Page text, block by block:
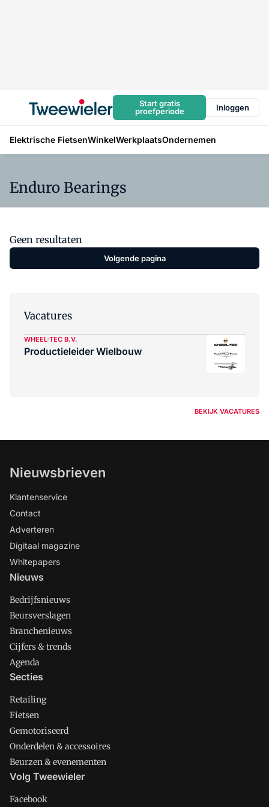
Start gratis
proefperiode
Inloggen
Elektrische FietsenWinkelWerkplaatsOndernemen
Enduro Bearings
Geen resultaten
Volgende pagina
Vacatures
WHEEL-TEC B.V.
Productieleider Wielbouw
BEKIJK VACATURES
Nieuwsbrieven
Klantenservice
Contact
Adverteren
Digitaal magazine
Whitepapers
Nieuws
Bedrijfsnieuws
Beursverslagen
Branchenieuws
Cijfers & trends
Agenda
Secties
Retailing
Fietsen
Gemotoriseerd
Onderdelen & accessoires
Beurzen & evenementen
Volg Tweewieler
Facebook